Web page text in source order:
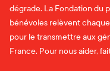
dégrade. La Fondation du
bénévoles relèvent
pour le transmettre aux
France. Pour nous aider,